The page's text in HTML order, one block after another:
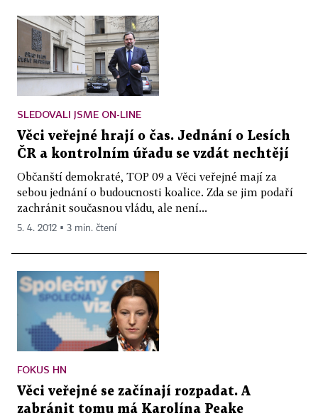
SLEDOVALI JSME ON-LINE
Věci veřejné hrají o čas. Jednání o Lesích
ČR a kontrolním úřadu se vzdát nechtějí
Občanští demokraté, TOP 09 a Věci veřejné mají za
sebou jednání o budoucnosti koalice. Zda se jim podaří
zachránit současnou vládu, ale není...
5. 4. 2012 ▪ 3 min. čtení
FOKUS HN
Věci veřejné se začínají rozpadat. A
zabránit tomu má Karolína Peake